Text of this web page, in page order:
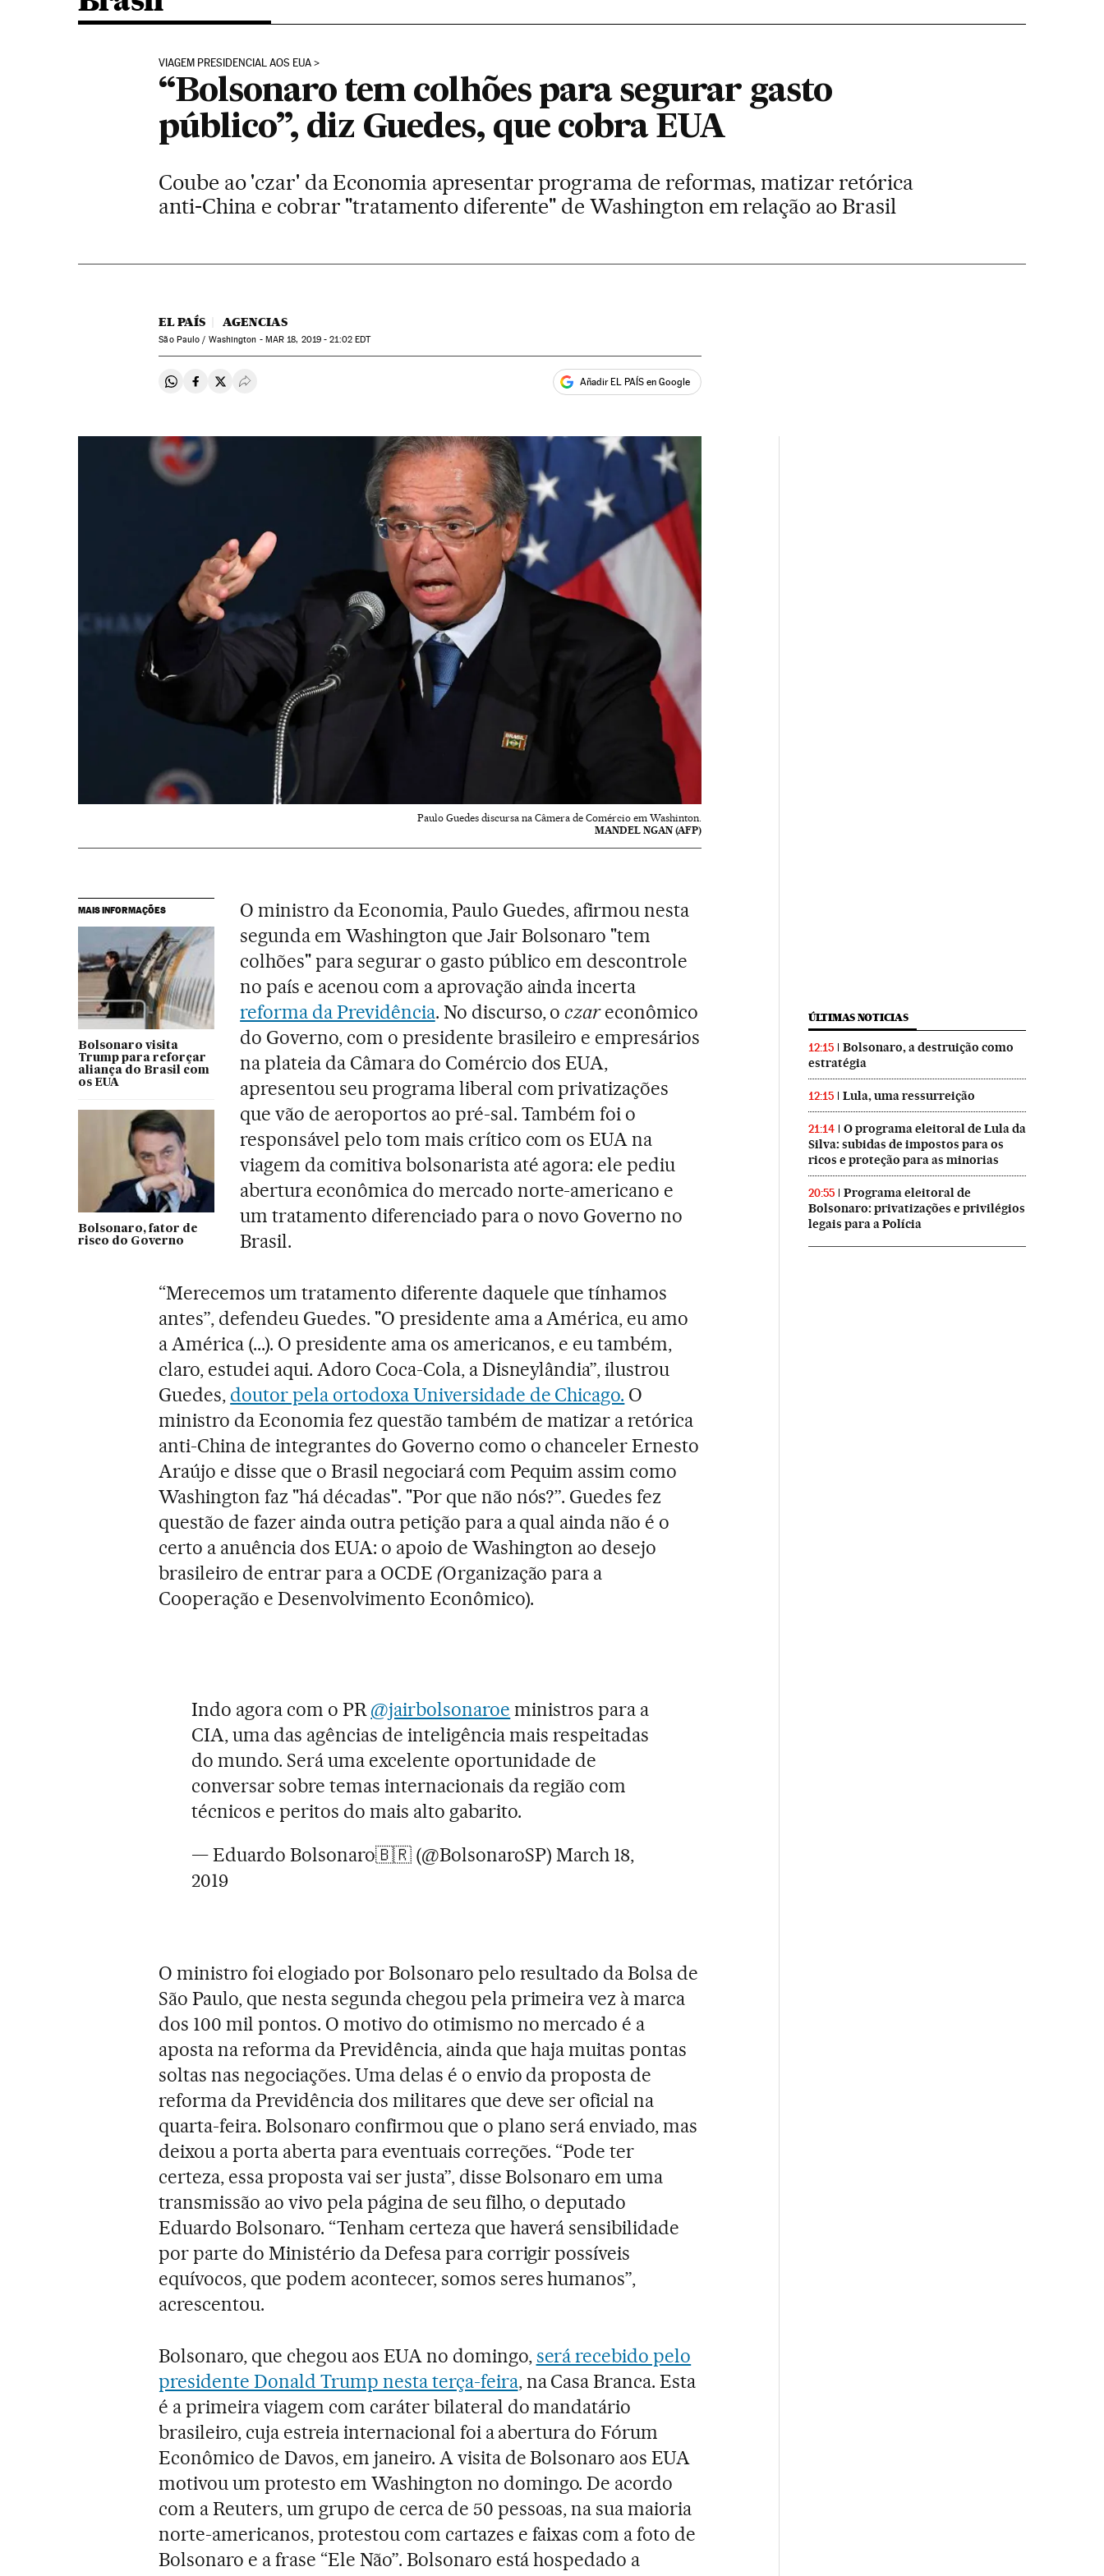
VIAGEM PRESIDENCIAL AOS EUA
“Bolsonaro tem colhões para segurar gasto
público”, diz Guedes, que cobra EUA
Coube ao 'czar' da Economia apresentar programa de reformas, matizar retórica
anti-China e cobrar "tratamento diferente" de Washington em relação ao Brasil
EL PAÍS AGENCIAS
São Paulo / Washington - MAR 18, 2019 - 21:02EDT
Compartir en Whatsapp
Compartir en Facebook
Compartir en Twitter
Desplegar Redes Sociales Añadir EL PAÍS en Google
Paulo Guedes discursa na Câmera de Comércio em Washinton.
MANDEL NGAN (AFP)
MAIS INFORMAÇÕES
Bolsonaro visita
Trump para reforçar
aliança do Brasil com
os EUA
Bolsonaro, fator de
risco do Governo
O ministro da Economia, Paulo Guedes, afirmou nesta
segunda em Washington que Jair Bolsonaro "tem
colhões" para segurar o gasto público em descontrole
no país e acenou com a aprovação ainda incerta
reforma da Previdência. No discurso, o czareconômico
do Governo, com o presidente brasileiro e empresários
na plateia da Câmara do Comércio dos EUA,
apresentou seu programa liberal com privatizações
que vão de aeroportos ao pré-sal. Também foi o
responsável pelo tom mais crítico com os EUA na
viagem da comitiva bolsonarista até agora: ele pediu
abertura econômica do mercado norte-americano e
um tratamento diferenciado para o novo Governo no
Brasil.
“Merecemos um tratamento diferente daquele que tínhamos
antes”, defendeu Guedes. "O presidente ama a América, eu amo
a América (...). O presidente ama os americanos, e eu também,
claro, estudei aqui. Adoro Coca-Cola, a Disneylândia”, ilustrou
Guedes, doutor pela ortodoxa Universidade de Chicago. O
ministro da Economia fez questão também de matizar a retórica
anti-China de integrantes do Governo como o chanceler Ernesto
Araújo e disse que o Brasil negociará com Pequim assim como
Washington faz "há décadas". "Por que não nós?”. Guedes fez
questão de fazer ainda outra petição para a qual ainda não é o
certo a anuência dos EUA: o apoio de Washington ao desejo
brasileiro de entrar para a OCDE (Organização para a
Cooperação e Desenvolvimento Econômico).
Indo agora com o PR@jairbolsonaroe ministros para a
CIA, uma das agências de inteligência mais respeitadas
do mundo. Será uma excelente oportunidade de
conversar sobre temas internacionais da região com
técnicos e peritos do mais alto gabarito.
— Eduardo Bolsonaro🇧🇷 (@BolsonaroSP)March 18,
2019
O ministro foi elogiado por Bolsonaro pelo resultado da Bolsa de
São Paulo, que nesta segunda chegou pela primeira vez à marca
dos 100 mil pontos. O motivo do otimismo no mercado é a
aposta na reforma da Previdência, ainda que haja muitas pontas
soltas nas negociações. Uma delas é o envio da proposta de
reforma da Previdência dos militares que deve ser oficial na
quarta-feira. Bolsonaro confirmou que o plano será enviado, mas
deixou a porta aberta para eventuais correções. “Pode ter
certeza, essa proposta vai ser justa”, disse Bolsonaro em uma
transmissão ao vivo pela página de seu filho, o deputado
Eduardo Bolsonaro. “Tenham certeza que haverá sensibilidade
por parte do Ministério da Defesa para corrigir possíveis
equívocos, que podem acontecer, somos seres humanos”,
acrescentou.
Bolsonaro, que chegou aos EUA no domingo,será recebido pelo
presidente Donald Trump nesta terça-feira, na Casa Branca. Esta
é a primeira viagem com caráter bilateral do mandatário
brasileiro, cuja estreia internacional foi a abertura do Fórum
Econômico de Davos, em janeiro. A visita de Bolsonaro aos EUA
motivou um protesto em Washington no domingo. De acordo
com a Reuters, um grupo de cerca de 50 pessoas, na sua maioria
norte-americanos, protestou com cartazes e faixas com a foto de
Bolsonaro e a frase “Ele Não”. Bolsonaro está hospedado a
ÚLTIMAS NOTICIAS
12:15
Bolsonaro, a destruição como
estratégia
12:15 Lula, uma ressurreição
21:14
O programa eleitoral de Lula da
Silva: subidas de impostos para os
ricos e proteção para as minorias
20:55
Programa eleitoral de
Bolsonaro: privatizações e privilégios
legais para a Polícia